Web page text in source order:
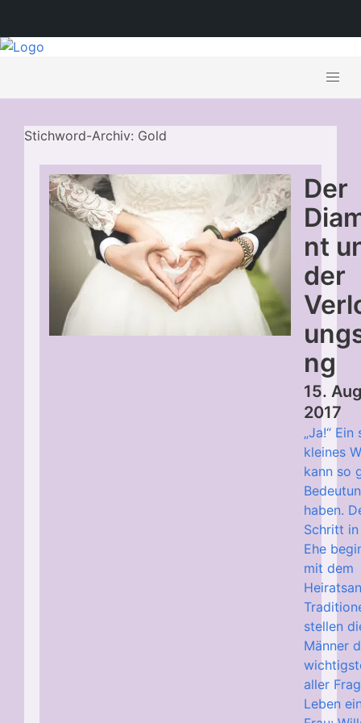
Stichword-Archiv: Gold
Der
nt
der
ng
15.
2017
„Ja!“ Ein
kleines
kann so
haben.
Schritt
Ehe
mit dem
stellen
Männer
aller
Leben